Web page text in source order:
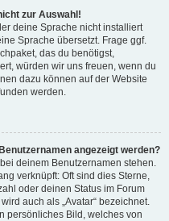
zur Auswahl!
deine Sprache nicht installiert
Sprache übersetzt. Frage ggf.
das du benötigst,
würden wir uns freuen, wenn du
dazu können auf der Website
werden.
angezeigt werden?
deinem Benutzernamen stehen.
verknüpft: Oft sind dies Sterne,
oder deinen Status im Forum
auch als „Avatar“ bezeichnet.
persönliches Bild, welches von